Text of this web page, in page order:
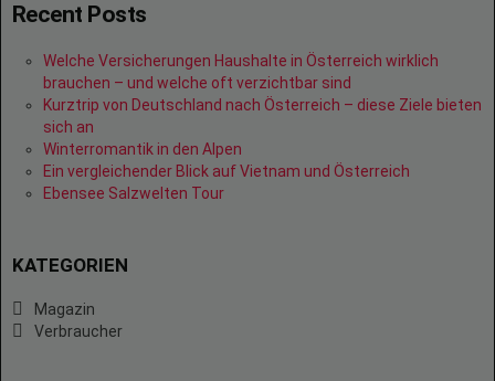
Recent Posts
Welche Versicherungen Haushalte in Österreich wirklich
brauchen – und welche oft verzichtbar sind
Kurztrip von Deutschland nach Österreich – diese Ziele bieten
sich an
Winterromantik in den Alpen
Ein vergleichender Blick auf Vietnam und Österreich
Ebensee Salzwelten Tour
KATEGORIEN
Magazin
Verbraucher